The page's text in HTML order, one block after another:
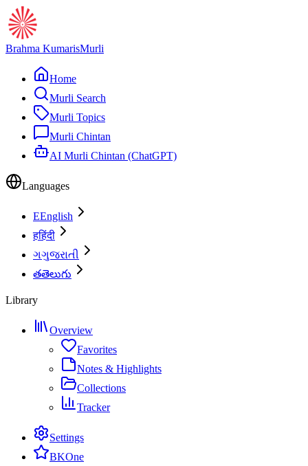
Brahma KumarisMurli
Home
Murli Search
Murli Topics
Murli Chintan
AI Murli Chintan (ChatGPT)
Languages
EEnglish
हहिंदी
ગગુજરાતી
తతెలుగు
Library
Overview
Favorites
Notes & Highlights
Collections
Tracker
Settings
BKOne